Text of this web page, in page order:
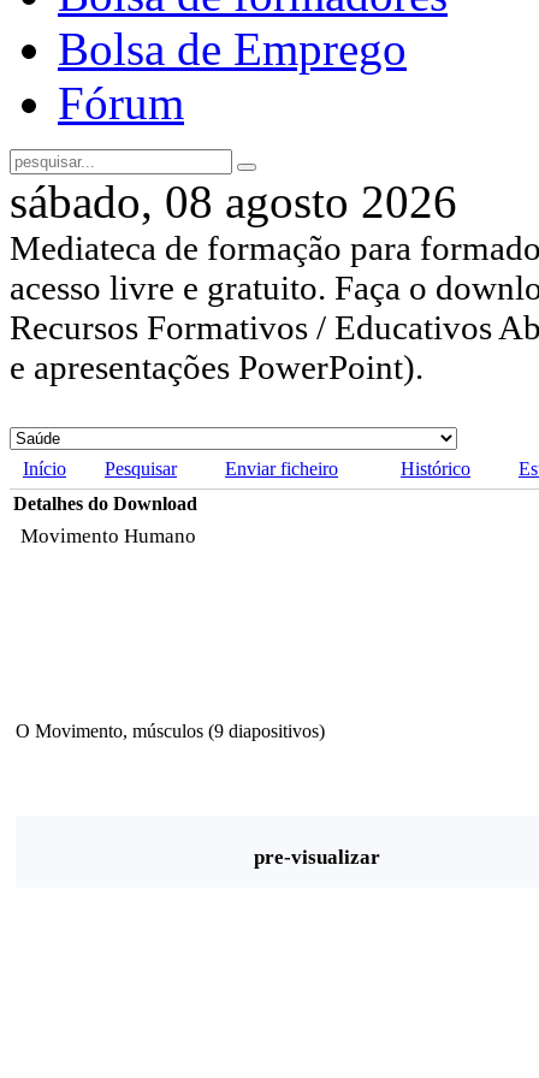
Bolsa de Emprego
Fórum
sábado, 08 agosto 2026
Mediateca de formação para
acesso livre e gratuito. Faça o
Recursos Formativos / Educativos
e apresentações PowerPoint).
Início Pesquisar Enviar ficheiro Histórico
Detalhes do Download
Movimento Humano
O Movimento, músculos (9 diapositivos)
pre-visualizar